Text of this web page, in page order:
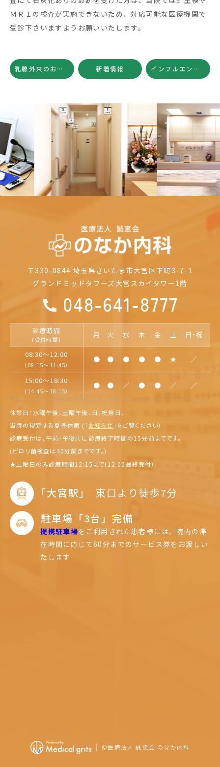
ＭＲＩの検査が実施できないため、対応可能な医療機関で
受診下さいますようお願いいたします。
乳腺外来のお知らせ 新着情報 インフルエンザワクチンの接種推奨について
Previous
〒330-0844 埼玉県さいたま市大宮区下町3-7-1
グランドミッドタワーズ大宮 スカイタワー1階
048-641-8777
診療時間
(受付時間)
月 火 水 木 金 土 日・祝
08:30～12:00
（08:15～11:45）
● ● ● ● ● ★ ／
15:00～18:30
（14:45～18:15）
● ● ／ ● ● ／ ／
休診日：水曜午後、土曜午後、日、祝祭日、
当院の規定する夏季休暇 (「お知らせ 」をご覧ください)
診療受付は、午前・午後共に診療終了時間の15分前までです。
(ピロリ菌検査は30分前までです。)
★土曜日のみ診療時間12:15まで(12:00最終受付)
｢大宮駅｣ 東口より徒歩7分
駐車場「3台」完備
提携駐車場をご利用された患者様には、 院内の滞
在時間に応じて60分までのサービス券をお渡しい
たします
©医療法人 誠恵会 のなか内科